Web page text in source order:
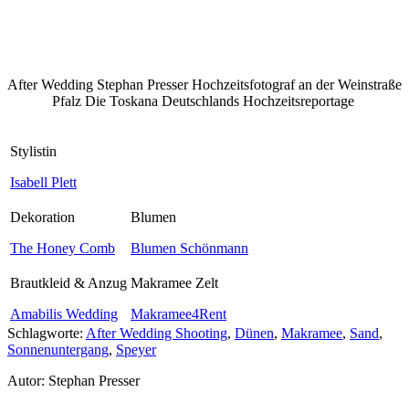
After Wedding Stephan Presser Hochzeitsfotograf an der Weinstraße
Pfalz Die Toskana Deutschlands Hochzeitsreportage
Stylistin
Isabell Plett
Dekoration
The Honey Comb
Blumen
Blumen Schönmann
Brautkleid & Anzug
Amabilis Wedding
Makramee Zelt
Makramee4Rent
Schlagworte: After Wedding Shooting, Dünen, Makramee, Sand,
Sonnenuntergang, Speyer
Autor: Stephan Presser